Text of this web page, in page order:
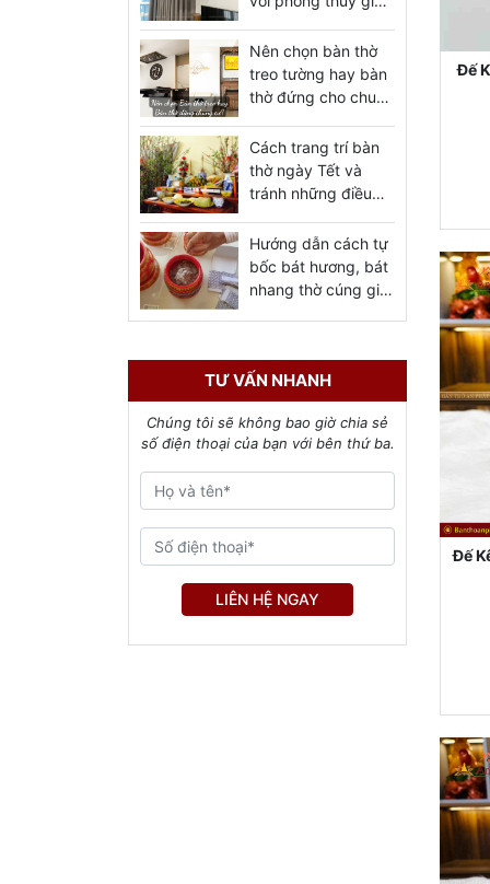
Đế
Đế
Nên chọn bàn thờ
treo tường hay bàn
thờ đứng cho chung
Cách trang trí bàn
thờ ngày Tết và
tránh những điều
nên biết
Hướng dẫn cách tự
bốc bát hương, bát
nhang thờ cúng gia
TƯ VẤN NHANH
Chúng tôi sẽ không bao giờ chia sẻ
số điện thoại của bạn với bên thứ ba.
LIÊN HỆ NGAY